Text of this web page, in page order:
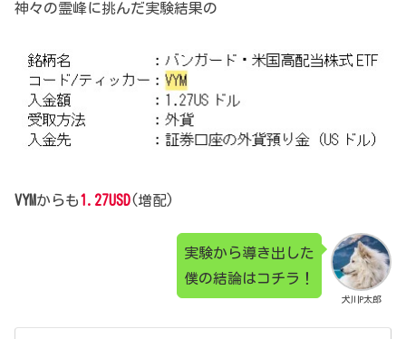
神々の霊峰に挑んだ実験結果の
VYMからも1.27USD(増配)
犬川P太郎
実験から導き出した
僕の結論はコチラ！